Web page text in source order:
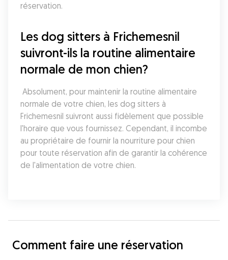
réservation.
Les dog sitters à Frichemesnil
suivront-ils la routine alimentaire
normale de mon chien?
normale de votre chien, les dog sitters à
Frichemesnil suivront aussi fidèlement que possible
l'horaire que vous fournissez. Cependant, il incombe
au propriétaire de fournir la nourriture pour chien
pour toute réservation afin de garantir la cohérence
de l'alimentation de votre chien.
Comment faire une réservation